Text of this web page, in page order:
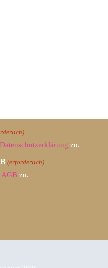
Datenschutzerklärung zu.
(erforderlich)
AGB zu.